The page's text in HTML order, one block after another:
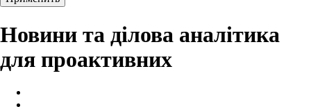
Новини та ділова аналітика
для проактивних